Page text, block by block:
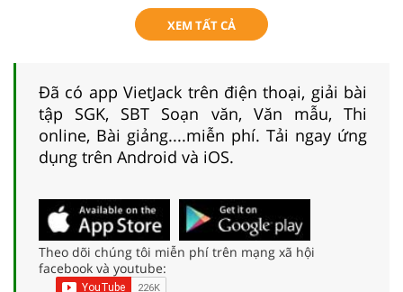
XEM TẤT CẢ
Đã có app VietJack trên điện thoại, giải bài
tập SGK, SBT Soạn văn, Văn mẫu, Thi
online, Bài giảng....miễn phí. Tải ngay ứng
dụng trên Android và iOS.
Theo dõi chúng tôi miễn phí trên mạng xã hội
facebook và youtube: